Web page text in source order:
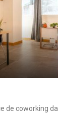
de coworking